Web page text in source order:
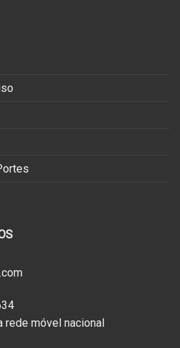
rede móvel nacional